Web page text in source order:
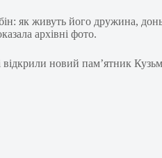
як живуть його дружина,
архівні фото.
новий пам’ятник